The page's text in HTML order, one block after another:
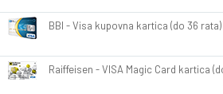
BBI - Visa kupovna kartica (do 36 rata)
Raiffeisen - VISA Magic Card kartica